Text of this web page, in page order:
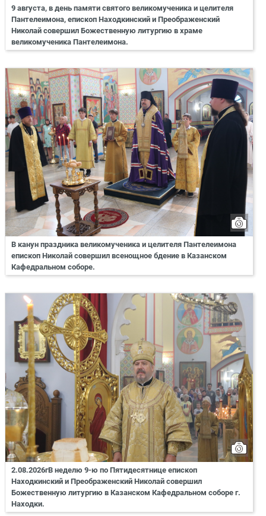
9 августа, в день памяти святого великомученика и целителя
Пантелеимона, епископ Находкинский и Преображенский
Николай совершил Божественную литургию в храме
великомученика Пантелеимона.
В канун праздника великомученика и целителя Пантелеимона
епископ Николай совершил всенощное бдение в Казанском
Кафедральном соборе.
2.08.2026гВ неделю 9-ю по Пятидесятнице епископ
Находкинский и Преображенский Николай совершил
Божественную литургию в Казанском Кафедральном соборе г.
Находки.